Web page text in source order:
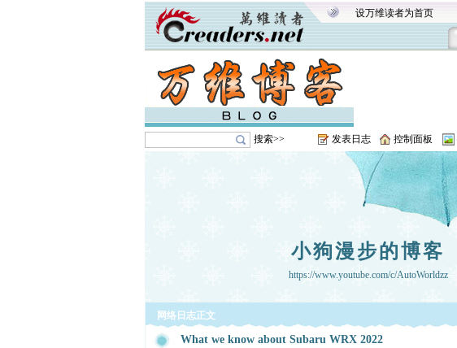
设万维读者为首页
搜索>> 发表日志 控制面板
小狗漫步的博客
https://www.youtube.com/c/AutoWorldzz
网络日志正文
What we know about Subaru WRX 2022